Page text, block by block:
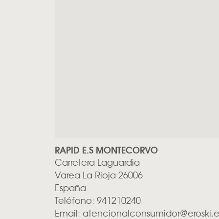
RAPID E.S MONTECORVO
Carretera Laguardia
Varea La Rioja 26006
España
Teléfono: 941210240
Email: